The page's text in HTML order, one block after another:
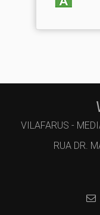
VILAFARUS -
RUA DR.